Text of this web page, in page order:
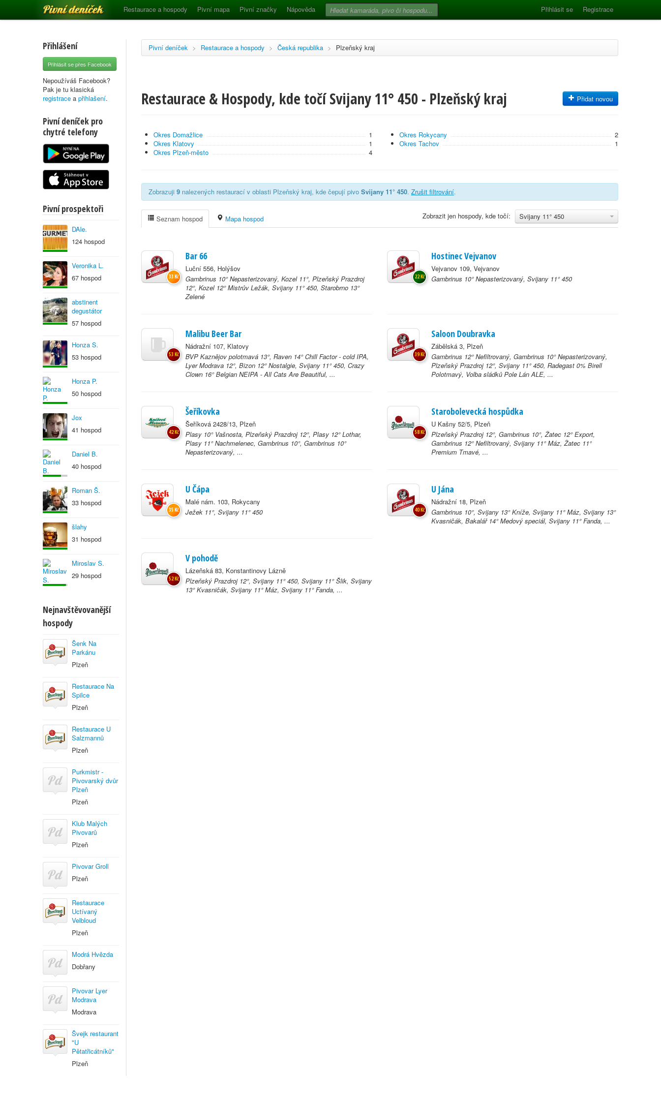
Pivní deníček Restaurace a hospody Pivní mapa Pivní značky Nápověda Přihlásit se Registrace
Přihlášení
Přihlásit se přes Facebook
Nepoužíváš Facebook?
Pak je tu klasická
registrace a přihlašení.
Pivní deníček pro
chytré telefony
Pivní prospektoři
DAle.
124 hospod
Veronika L.
67 hospod
abstinent
degustátor
57 hospod
Honza S.
53 hospod
Honza P.
50 hospod
Jox
41 hospod
Daniel B.
40 hospod
Roman Š.
33 hospod
šlahy
31 hospod
Miroslav S.
29 hospod
Nejnavštěvovanější
hospody
Šenk Na
Parkánu
Plzeň
Restaurace Na
Spilce
Plzeň
Restaurace U
Salzmannů
Plzeň
Purkmistr -
Pivovarský dvůr
Plzeň
Plzeň
Klub Malých
Pivovarů
Plzeň
Pivovar Groll
Plzeň
Restaurace
Uctívaný
Velbloud
Plzeň
Modrá Hvězda
Dobřany
Pivovar Lyer
Modrava
Modrava
Švejk restaurant
"U
Pětatřicátníků"
Plzeň
Pivní deníček > Restaurace a hospody > Česká republika > Plzeňský kraj
Restaurace & Hospody, kde točí Svijany 11° 450 - Plzeňský kraj Přidat novou
Okres Domažlice
1
Okres Klatovy
1
Okres Plzeň-město
4
Okres Rokycany
2
Okres Tachov
1
Zobrazuji 9 nalezených restaurací v oblasti Plzeňský kraj, kde čepují pivo Svijany 11° 450. Zrušit filtrování.
Svijany 11° 450
Zobrazit jen hospody, kde točí:
Seznam hospod Mapa hospod
Bar 66
Luční 556, Holýšov
Gambrinus 10° Nepasterizovaný, Kozel 11°, Plzeňský Prazdroj
12°, Kozel 12° Mistrův Ležák, Svijany 11° 450, Starobrno 13°
Zelené
33 Kč
Hostinec Vejvanov
Vejvanov 109, Vejvanov
Gambrinus 10° Nepasterizovaný, Svijany 11° 450
22 Kč
Malibu Beer Bar
Nádražní 107, Klatovy
BVP Kaznějov polotmavá 13°, Raven 14° Chill Factor - cold IPA,
Lyer Modrava 12°, Bizon 12° Nostalgie, Svijany 11° 450, Crazy
Clown 16° Belgian NEIPA - All Cats Are Beautiful, ...
53 Kč
Saloon Doubravka
Zábělská 3, Plzeň
Gambrinus 12° Nefiltrovaný, Gambrinus 10° Nepasterizovaný,
Plzeňský Prazdroj 12°, Svijany 11° 450, Radegast 0% Birell
Polotmavý, Volba sládků Pole Lán ALE, ...
39 Kč
Šeříkovka
Šeříková 2428/13, Plzeň
Plasy 10° Vašnosta, Plzeňský Prazdroj 12°, Plasy 12° Lothar,
Plasy 11° Nachmelenec, Gambrinus 10°, Gambrinus 10°
Nepasterizovaný, ...
42 Kč
Starobolevecká hospůdka
U Kašny 52/5, Plzeň
Plzeňský Prazdroj 12°, Gambrinus 10°, Žatec 12° Export,
Gambrinus 12° Nefiltrovaný, Svijany 11° Máz, Žatec 11°
Premium Tmavé, ...
58 Kč
U Čápa
Malé nám. 103, Rokycany
Ježek 11°, Svijany 11° 450
35 Kč
U Jána
Nádražní 18, Plzeň
Gambrinus 10°, Svijany 13° Kníže, Svijany 11° Máz, Svijany 13°
Kvasničák, Bakalář 14° Medový speciál, Svijany 11° Fanda, ...
40 Kč
V pohodě
Lázeňská 83, Konstantinovy Lázně
Plzeňský Prazdroj 12°, Svijany 11° 450, Svijany 11° Šlik, Svijany
13° Kvasničák, Svijany 11° Máz, Svijany 11° Fanda, ...
52 Kč